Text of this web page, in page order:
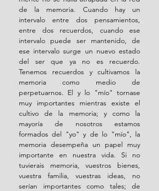
de la memoria. Cuando hay un
intervalo entre dos pensamientos,
entre dos recuerdos, cuando ese
intervalo puede ser mantenido, de
ese intervalo surge un nuevo estado
del ser que ya no es recuerdo.
Tenemos recuerdos y cultivamos la
memoria como medio de
perpetuarnos. El y lo "mío" tornase
muy importantes mientras existe el
cultivo de la memoria; y como la
mayoría de nosotros estamos
formados del "yo" y de lo "mío", la
memoria desempeña un papel muy
importante en nuestra vida. Si no
tuvierais memoria, vuestros bienes,
vuestra familia, vuestras ideas, no
serían importantes como tales; de